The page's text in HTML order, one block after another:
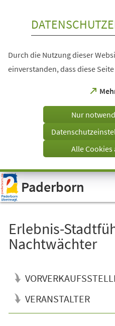
Visuelle
Assistenzsoftware
öffnen.
Durch die Nutzung dieser
einverstanden, dass diese
(Öffnet
einem
Tab)
Nur
Alle
Paderborn
Erlebnis-
Nachtwächter
VERANSTALTER